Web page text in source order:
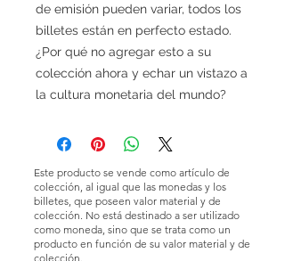
de emisión pueden variar, todos los
billetes están en perfecto estado.
¿Por qué no agregar esto a su
colección ahora y echar un vistazo a
la cultura monetaria del mundo?
Este producto se vende como artículo de
colección, al igual que las monedas y los
billetes, que poseen valor material y de
colección. No está destinado a ser utilizado
como moneda, sino que se trata como un
producto en función de su valor material y de
colección.